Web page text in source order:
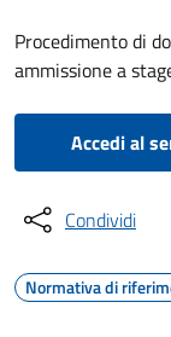
Procedimento di
ammissione a
Accedi al
Condividi
Normativa di